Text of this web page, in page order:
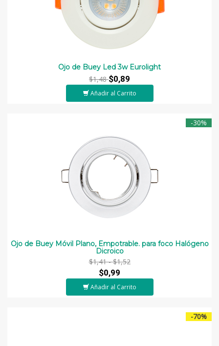
Ojo de Buey Led 3w Eurolight
$1,48$0,89
Añadir al Carrito
-30%
Ojo de Buey Móvil Plano, Empotrable. para foco Halógeno
Dicroico
$1,41 -$1,52
$0,99
Añadir al Carrito
-70%